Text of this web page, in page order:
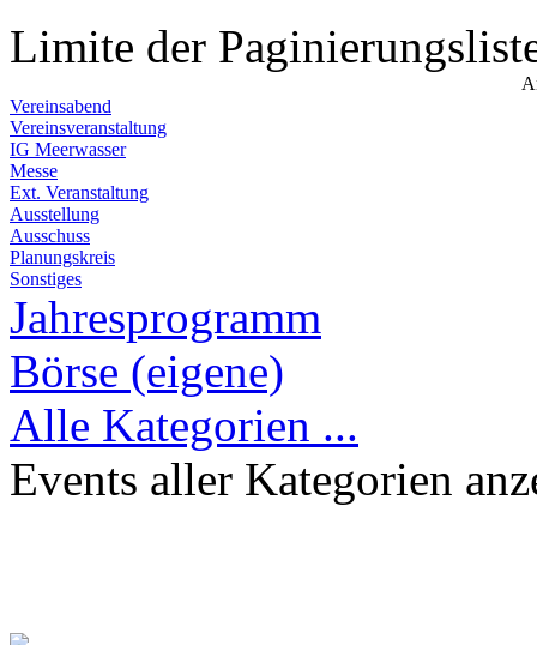
Limite der
Vereinsabend
Vereinsveranstaltung
IG Meerwasser
Messe
Ext. Veranstaltung
Ausstellung
Ausschuss
Planungskreis
Sonstiges
Jahresprogramm
Börse (eigene)
Alle Kategorien ...
Events aller Kategorien